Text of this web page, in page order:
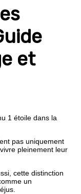
et
1 étoile dans la
pas uniquement
pleinement leur
cette distinction
un